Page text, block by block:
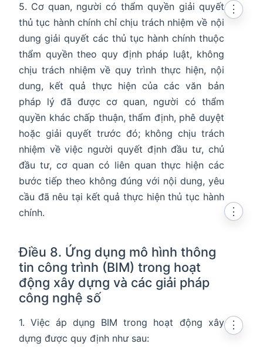
in new window
in new window
5. Cơ quan, người có thẩm quyền giải quyết
thủ tục hành chính chỉ chịu trách nhiệm về nội
dung giải quyết các thủ tục hành chính thuộc
thẩm quyền theo quy định pháp luật, không
chịu trách nhiệm về quy trình thực hiện, nội
dung, kết quả thực hiện của các văn bản
pháp lý đã được cơ quan, người có thẩm
quyền khác chấp thuận, thẩm định, phê duyệt
hoặc giải quyết trước đó; không chịu trách
nhiệm về việc người quyết định đầu tư, chủ
đầu tư, cơ quan có liên quan thực hiện các
bước tiếp theo không đúng với nội dung, yêu
cầu đã nêu tại kết quả thực hiện thủ tục hành
chính.
⋮
Điều 8. Ứng dụng mô hình thông
tin công trình (BIM) trong hoạt
động xây dựng và các giải pháp
công nghệ số
⋮
1. Việc áp dụng BIM trong hoạt động xây
dựng được quy định như sau:
⋮